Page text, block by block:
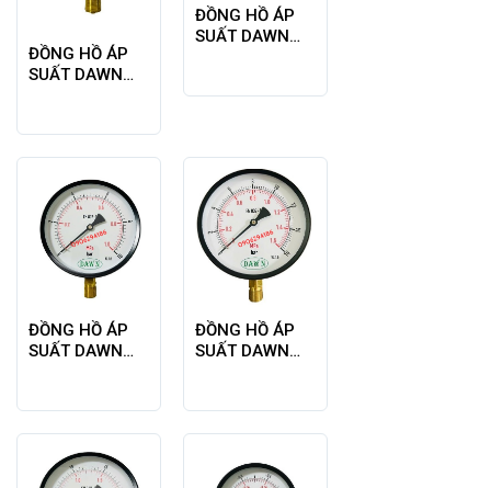
ĐỒNG HỒ ÁP
SUẤT DAWN
ĐỒNG HỒ ÁP
SUẤT DAWN
M20X1.5
ĐỒNG HỒ ÁP
SUẤT DAWN
M20X1.5
ĐỒNG HỒ ÁP
SUẤT DAWN
M20X1.5